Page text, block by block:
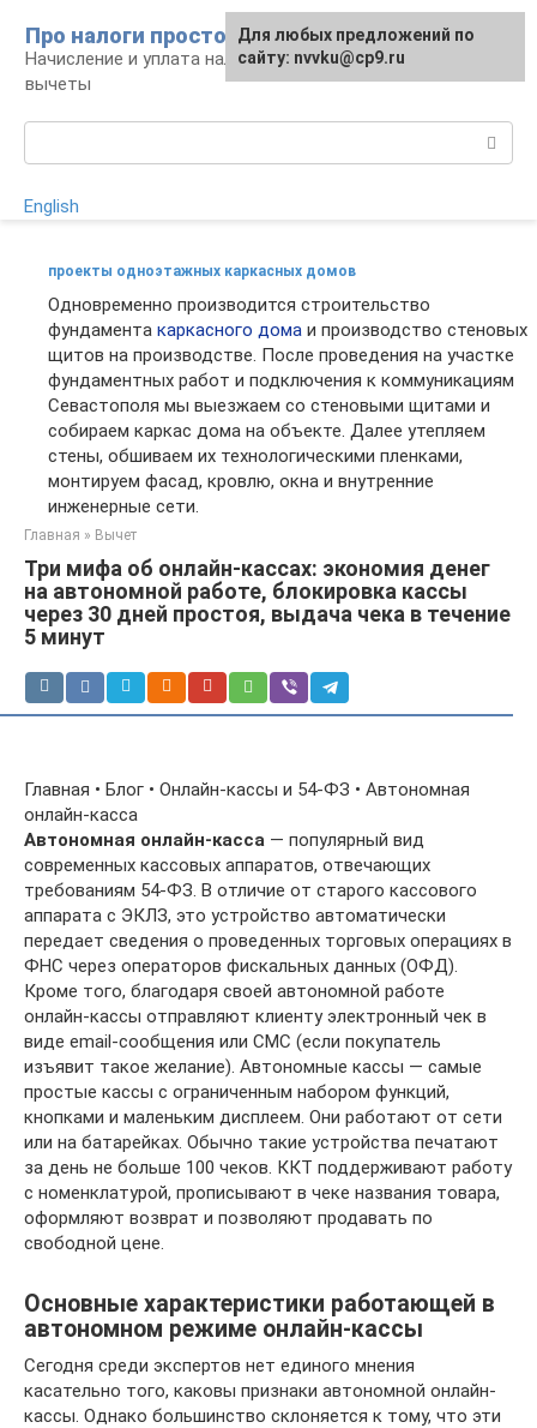
контенту
Про налоги просто
Начисление и уплата налогов, налоговые
вычеты
English
проекты одноэтажных каркасных домов
Одновременно производится строительство
фундамента каркасного дома и производство стеновых
щитов на производстве. После проведения на участке
фундаментных работ и подключения к коммуникациям
Севастополя мы выезжаем со стеновыми щитами и
собираем каркас дома на объекте. Далее утепляем
стены, обшиваем их технологическими пленками,
монтируем фасад, кровлю, окна и внутренние
инженерные сети.
Главная » Вычет
Три мифа об онлайн-кассах: экономия денег
на автономной работе, блокировка кассы
через 30 дней простоя, выдача чека в течение
5 минут
Главная • Блог • Онлайн-кассы и 54-ФЗ • Автономная
онлайн-касса
Автономная онлайн-касса — популярный вид
современных кассовых аппаратов, отвечающих
требованиям 54-ФЗ. В отличие от старого кассового
аппарата с ЭКЛЗ, это устройство автоматически
передает сведения о проведенных торговых операциях в
ФНС через операторов фискальных данных (ОФД).
Кроме того, благодаря своей автономной работе
онлайн-кассы отправляют клиенту электронный чек в
виде email-сообщения или СМС (если покупатель
изъявит такое желание). Автономные кассы — самые
простые кассы с ограниченным набором функций,
кнопками и маленьким дисплеем. Они работают от сети
или на батарейках. Обычно такие устройства печатают
за день не больше 100 чеков. ККТ поддерживают работу
с номенклатурой, прописывают в чеке названия товара,
оформляют возврат и позволяют продавать по
свободной цене.
Основные характеристики работающей в
автономном режиме онлайн-кассы
Сегодня среди экспертов нет единого мнения
касательно того, каковы признаки автономной онлайн-
кассы. Однако большинство склоняется к тому, что эти
Для любых предложений по
сайту: nvvku@cp9.ru